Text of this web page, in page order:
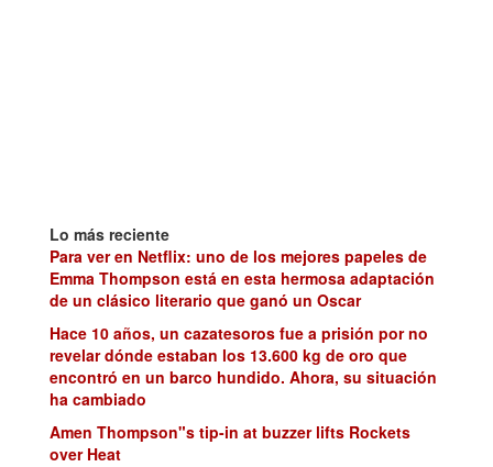
Lo más reciente
Para ver en Netflix: uno de los mejores papeles de
Emma Thompson está en esta hermosa adaptación
de un clásico literario que ganó un Oscar
Hace 10 años, un cazatesoros fue a prisión por no
revelar dónde estaban los 13.600 kg de oro que
encontró en un barco hundido. Ahora, su situación
ha cambiado
Amen Thompson"s tip-in at buzzer lifts Rockets
over Heat